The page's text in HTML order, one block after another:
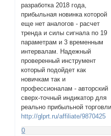
разработка 2018 года,
прибыльная новинка которой
еще нет аналогов - расчет
тренда и силы сигнала по 19
параметрам и 3 временным
интервалам. Надежный
проверенный инструмент
который подойдет как
новичкам так и
профессионалам - авторский
сверх-точный индикатор для
реально прибыльной
http://glprt.ru/affiliate/9870425
0